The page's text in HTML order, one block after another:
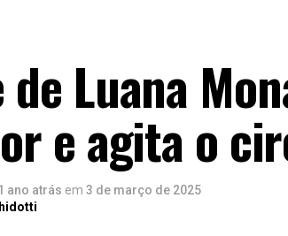
de Luana
e agita o
ano atrás em 3 de março de 2025